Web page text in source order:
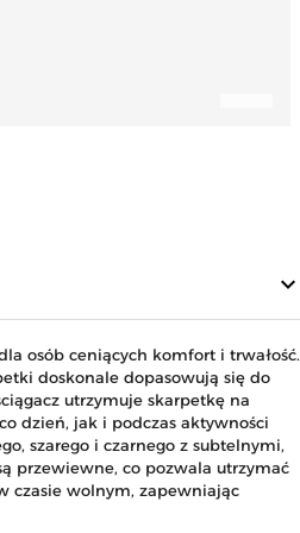
keyboard_arrow_down
osób ceniących komfort i trwałość.
doskonale dopasowują się do
utrzymuje skarpetkę na
dzień, jak i podczas aktywności
szarego i czarnego z subtelnymi,
przewiewne, co pozwala utrzymać
czasie wolnym, zapewniając